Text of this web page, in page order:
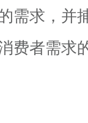
需求，并
费者需求